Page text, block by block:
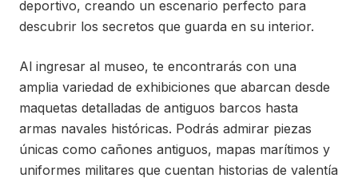
deportivo, creando un escenario perfecto para
descubrir los secretos que guarda en su interior.
Al ingresar al museo, te encontrarás con una
amplia variedad de exhibiciones que abarcan desde
maquetas detalladas de antiguos barcos hasta
armas navales históricas. Podrás admirar piezas
únicas como cañones antiguos, mapas marítimos y
uniformes militares que cuentan historias de valentía